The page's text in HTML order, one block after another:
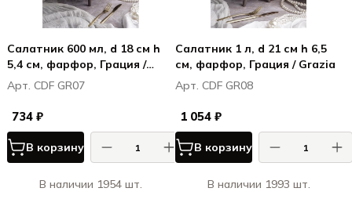
Салатник 600 мл, d 18 см h
5,4 см, фарфор, Грация /
Grazia
Арт. CDF GR07
734 ₽
В корзину
В наличии 1954 шт.
Салатник 1 л, d 21 см h 6,5
см, фарфор, Грация / Grazia
Арт. CDF GR08
1 054 ₽
В корзину
В наличии 1993 шт.